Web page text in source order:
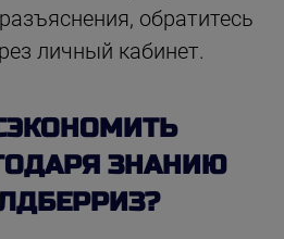
обратитесь
личный кабинет.
ЗНАНИЮ